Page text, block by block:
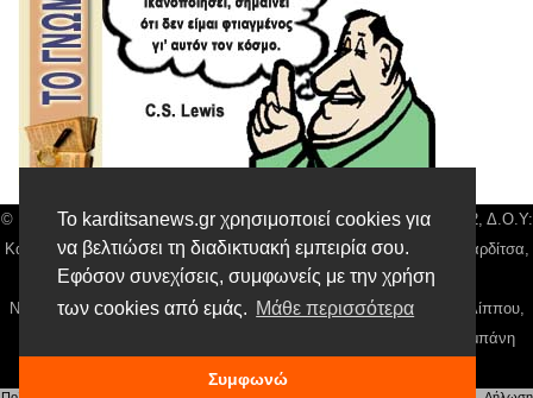
Το karditsanews.gr χρησιμοποιεί cookies για
να βελτιώσει τη διαδικτυακή εμπειρία σου.
Εφόσον συνεχίσεις, συμφωνείς με την χρήση
των cookies από εμάς. Μάθε περισσότερα
Συμφωνώ
© Karditsa News | Διακριτικός Τίτλος: Orion Media, ΑΦΜ: 043750542, Δ.Ο.Υ:
Καρδίτσας, Αρ. Γεμή: 018804431000, Δ/νση: Διάκου 10 τ.κ 43132 Καρδίτσα,
Τηλ: 24410 42500, email:news@karditsanews.gr.
Νόμιμος Εκπρόσωπος, Ιδιοκτήτης και Διαχειριστής: Παναγιώτης Φιλίππου,
Διευθύντρια: Γιαννουσά Βασιλική, Διευθύντιρα Σύνταξης: Μπαλαμπάνη
Βασιλική. Δικαιούχος domain name Παναγιώτης Φιλίππου